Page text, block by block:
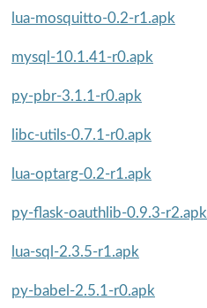
lua-mosquitto-0.2-r1.apk
mysql-10.1.41-r0.apk
py-pbr-3.1.1-r0.apk
libc-utils-0.7.1-r0.apk
lua-optarg-0.2-r1.apk
py-flask-oauthlib-0.9.3-r2.apk
lua-sql-2.3.5-r1.apk
py-babel-2.5.1-r0.apk